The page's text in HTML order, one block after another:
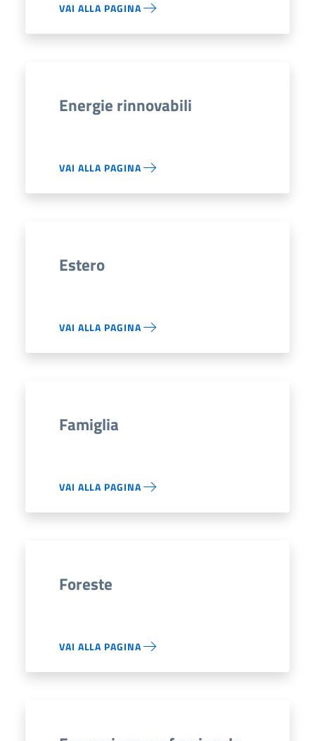
VAI ALLA PAGINA
Energie rinnovabili
VAI ALLA PAGINA
Estero
VAI ALLA PAGINA
Famiglia
VAI ALLA PAGINA
Foreste
VAI ALLA PAGINA